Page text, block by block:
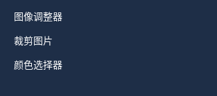
图像调整器
裁剪图片
颜色选择器